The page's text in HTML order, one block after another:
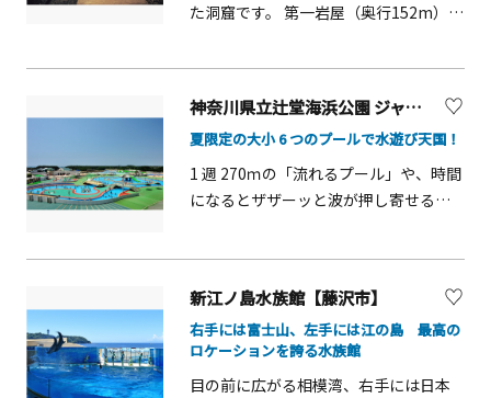
す、伊勢エビ、魚の刺身、さざえやハ
大人気です。
た洞窟です。 第一岩屋（奥行152m）と
ら成るもので、弘法大師や源頼朝も信
信仰のルーツとされています。洞窟内
には江の島の歴史や文化を紹介するギ
ャラリーもあり、探検気分で見学出来
ます。
神奈川県立辻堂海浜公園 ジャンボプール
夏限定の大小 6 つのプールで水遊び天国！
1 週 270ｍの「流れるプール」や、時間
になるとザザーッと波が押し寄せる
の「アクアスライダー」も子どもたち
に人気。小さなお子様にも安心な深さ
20～40ｃｍの「幼児プール」や、オム
ツの取れていないお子様でもプール用
新江ノ島水族館【藤沢市】
右手には富士山、左手には江の島 最高の
ロケーションを誇る水族館
目の前に広がる相模湾、右手には日本